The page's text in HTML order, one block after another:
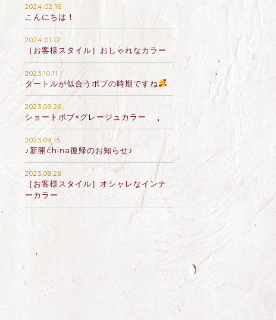
2024.02.16
こんにちは！
2024.01.12
［お客様スタイル］おしゃれなカラー
2023.10.11
タートルが似合うボブの時期ですね
2023.09.26
ショートボブ×グレージュカラー
2023.09.15
♪新開china復帰のお知らせ♪
2023.08.28
［お客様スタイル］オシャレなインナ
ーカラー